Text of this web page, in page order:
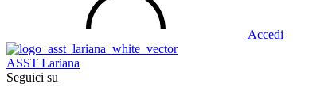
Accedi
ASST Lariana
Seguici su